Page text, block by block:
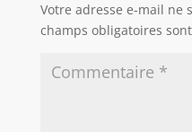
Votre adresse e-mail ne
champs obligatoires